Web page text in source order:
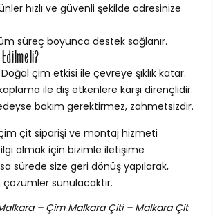
hızlı ve güvenli şekilde adresinize
süreç boyunca destek sağlanır.
çim etkisi ile çevreye şıklık katar.
ile dış etkenlere karşı dirençlidir.
bakım gerektirmez, zahmetsizdir.
çit siparişi ve montaj hizmeti
almak için bizimle iletişime
sürede size geri dönüş yapılarak,
çözümler sunulacaktır.
– Çim Malkara Çiti – Malkara Çit